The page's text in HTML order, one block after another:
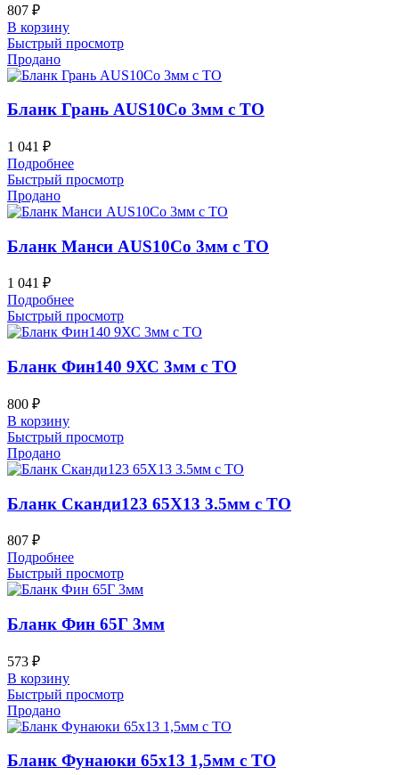
807 ₽
В корзину
Быстрый просмотр
Продано
Бланк Грань AUS10Co 3мм с ТО
1 041 ₽
Подробнее
Быстрый просмотр
Продано
Бланк Манси AUS10Co 3мм с ТО
1 041 ₽
Подробнее
Быстрый просмотр
Бланк Фин140 9ХС 3мм с ТО
800 ₽
В корзину
Быстрый просмотр
Продано
Бланк Сканди123 65Х13 3.5мм с ТО
807 ₽
Подробнее
Быстрый просмотр
Бланк Фин 65Г 3мм
573 ₽
В корзину
Быстрый просмотр
Продано
Бланк Фунаюки 65х13 1,5мм с ТО